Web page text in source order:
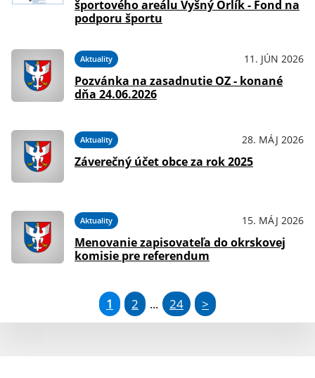
športového areálu Vyšný Orlík - Fond na
podporu športu
Aktuality 11. JÚN 2026
Pozvánka na zasadnutie OZ - konané
dňa 24.06.2026
Aktuality 28. MÁJ 2026
Záverečný účet obce za rok 2025
Aktuality 15. MÁJ 2026
Menovanie zapisovateľa do okrskovej
komisie pre referendum
1 2 ... 24 >